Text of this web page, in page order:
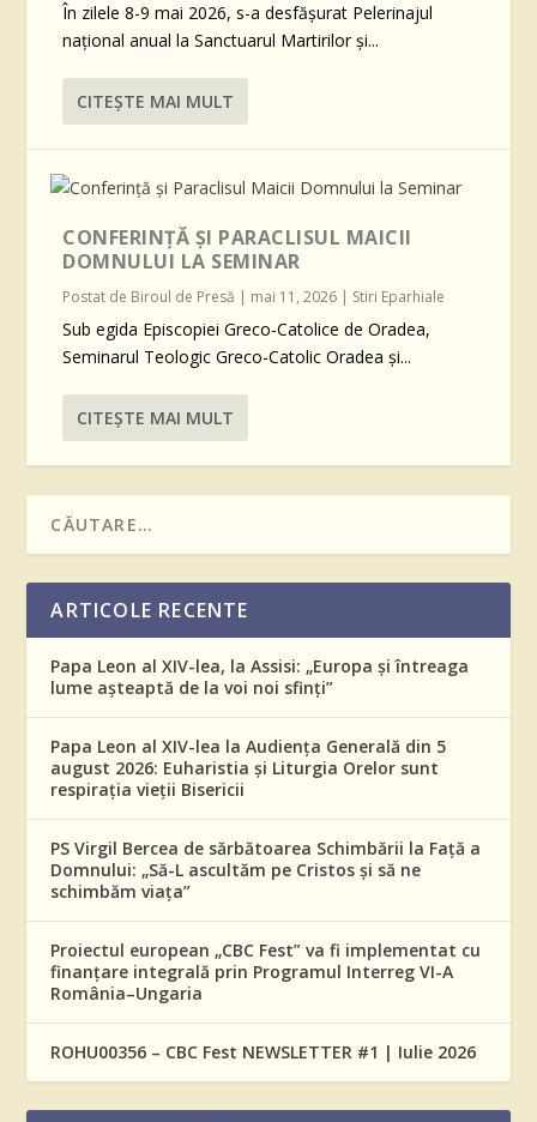
În zilele 8-9 mai 2026, s-a desfășurat Pelerinajul
național anual la Sanctuarul Martirilor și...
CITEŞTE MAI MULT
CONFERINȚĂ ȘI PARACLISUL MAICII
DOMNULUI LA SEMINAR
Postat de Biroul de Presă | mai 11, 2026 | Stiri Eparhiale
Sub egida Episcopiei Greco-Catolice de Oradea,
Seminarul Teologic Greco-Catolic Oradea și...
CITEŞTE MAI MULT
ARTICOLE RECENTE
Papa Leon al XIV-lea, la Assisi: „Europa și întreaga
lume așteaptă de la voi noi sfinți”
Papa Leon al XIV-lea la Audiența Generală din 5
august 2026: Euharistia și Liturgia Orelor sunt
respirația vieții Bisericii
PS Virgil Bercea de sărbătoarea Schimbării la Față a
Domnului: „Să-L ascultăm pe Cristos și să ne
schimbăm viața”
Proiectul european „CBC Fest” va fi implementat cu
finanțare integrală prin Programul Interreg VI-A
România–Ungaria
ROHU00356 – CBC Fest NEWSLETTER #1 | Iulie 2026